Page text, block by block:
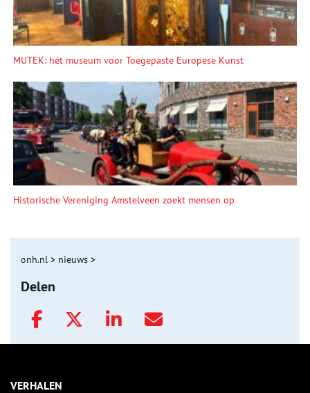
MUTEK: hét museum voor Toegepaste Europese Kunst
Historische Vereniging Amstelveen zoekt mensen op
onh.nl > nieuws >
Delen
VERHALEN